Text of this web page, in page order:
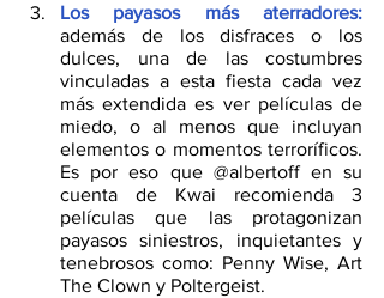
Los payasos más aterradores:
además de los disfraces o los
dulces, una de las costumbres
vinculadas a esta fiesta cada vez
más extendida es ver películas de
miedo, o al menos que incluyan
elementos o momentos terroríficos.
Es por eso que @albertoff en su
cuenta de Kwai recomienda 3
películas que las protagonizan
payasos siniestros, inquietantes y
tenebrosos como: Penny Wise, Art
The Clown y Poltergeist.